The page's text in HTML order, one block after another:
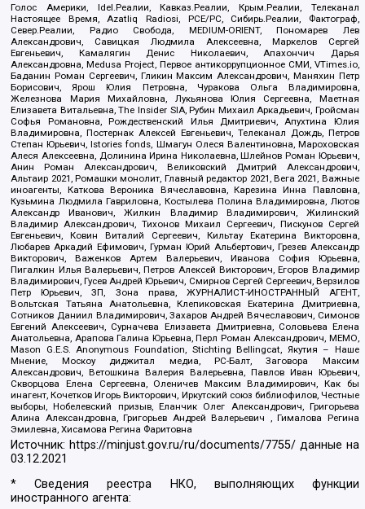
Голос Америки, Idel.Реалии, Кавказ.Реалии, Крым.Реалии, Телеканал
Настоящее Время, Azatliq Radiosi, PCE/PC, Сибирь.Реалии, Фактограф,
Север.Реалии, Радио Свобода, MEDIUM-ORIENT, Пономарев Лев
Александрович, Савицкая Людмила Алексеевна, Маркелов Сергей
Евгеньевич, Камалягин Денис Николаевич, Апахончич Дарья
Александровна, Medusa Project, Первое антикоррупционное СМИ, VTimes.io,
Баданин Роман Сергеевич, Гликин Максим Александрович, Маняхин Петр
Борисович, Ярош Юлия Петровна, Чуракова Ольга Владимировна,
Железнова Мария Михайловна, Лукьянова Юлия Сергеевна, Маетная
Елизавета Витальевна, The Insider SIA, Рубин Михаил Аркадьевич, Гройсман
Софья Романовна, Рождественский Илья Дмитриевич, Апухтина Юлия
Владимировна, Постернак Алексей Евгеньевич, Телеканал Дождь, Петров
Степан Юрьевич, Istories fonds, Шмагун Олеся Валентиновна, Мароховская
Алеся Алексеевна, Долинина Ирина Николаевна, Шлейнов Роман Юрьевич,
Анин Роман Александрович, Великовский Дмитрий Александрович,
Альтаир 2021, Ромашки монолит, Главный редактор 2021, Вега 2021, Важные
иноагенты, Каткова Вероника Вячеславовна, Карезина Инна Павловна,
Кузьмина Людмила Гавриловна, Костылева Полина Владимировна, Лютов
Александр Иванович, Жилкин Владимир Владимирович, Жилинский
Владимир Александрович, Тихонов Михаил Сергеевич, Пискунов Сергей
Евгеньевич, Ковин Виталий Сергеевич, Кильтау Екатерина Викторовна,
Любарев Аркадий Ефимович, Гурман Юрий Альбертович, Грезев Александр
Викторович, Важенков Артем Валерьевич, Иванова София Юрьевна,
Пигалкин Илья Валерьевич, Петров Алексей Викторович, Егоров Владимир
Владимирович, Гусев Андрей Юрьевич, Смирнов Сергей Сергеевич, Верзилов
Петр Юрьевич, ЗП, Зона права, ЖУРНАЛИСТ-ИНОСТРАННЫЙ АГЕНТ,
Вольтская Татьяна Анатольевна, Клепиковская Екатерина Дмитриевна,
Сотников Даниил Владимирович, Захаров Андрей Вячеславович, Симонов
Евгений Алексеевич, Сурначева Елизавета Дмитриевна, Соловьева Елена
Анатольевна, Арапова Галина Юрьевна, Перл Роман Александрович, МЕМО,
Mason G.E.S. Anonymous Foundation, Stichting Bellingcat, Якутия – Наше
Мнение, Москоу диджитал медиа, РС-Балт, Заговора Максим
Александрович, Ветошкина Валерия Валерьевна, Павлов Иван Юрьевич,
Скворцова Елена Сергеевна, Оленичев Максим Владимирович, Как бы
инагент, Кочетков Игорь Викторович, Иркутский союз библиофилов, Честные
выборы, Нобелевский призыв, Еланчик Олег Александрович, Григорьева
Алина Александровна, Григорьев Андрей Валерьевич , Гималова Регина
Эмилевна, Хисамова Регина Фаритовна
Источник: https://minjust.gov.ru/ru/documents/7755/ данные на
03.12.2021
* Сведения реестра НКО, выполняющих функции
иностранного агента: